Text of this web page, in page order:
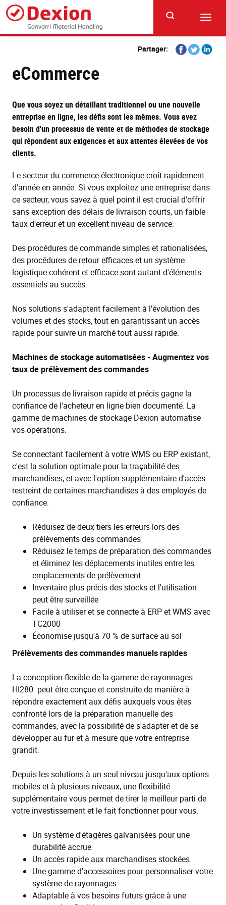
Skip
main
content
Partager:
Share
on
Share
on
Share
eCommerce
Que vous soyez un détaillant traditionnel ou une nouvelle
entreprise en ligne, les défis sont les mêmes. Vous avez
besoin d'un processus de vente et de méthodes de stockage
qui répondent aux exigences et aux attentes élevées de vos
clients.
Le secteur du commerce électronique croît rapidement
d'année en année. Si vous exploitez une entreprise dans
ce secteur, vous savez à quel point il est crucial d'offrir
sans exception des délais de livraison courts, un faible
taux d'erreur et un excellent niveau de service.
Des procédures de commande simples et rationalisées,
des procédures de retour efficaces et un système
logistique cohérent et efficace sont autant d'éléments
essentiels au succès.
Nos solutions s'adaptent facilement à l'évolution des
volumes et des stocks, tout en garantissant un accès
rapide pour suivre un marché tout aussi rapide.
Machines de stockage automatisées - Augmentez vos
taux de prélèvement des commandes
Un processus de livraison rapide et précis gagne la
confiance de l'acheteur en ligne bien documenté. La
gamme de machines de stockage Dexion automatise
vos opérations.
Se connectant facilement à votre WMS ou ERP existant,
c'est la solution optimale pour la traçabilité des
marchandises, et avec l'option supplémentaire d'accès
restreint de certaines marchandises à des employés de
confiance.
Réduisez de deux tiers les erreurs lors des
prélèvements des commandes
Réduisez le temps de préparation des commandes
et éliminez les déplacements inutiles entre les
emplacements de prélèvement.
Inventaire plus précis des stocks et l'utilisation
peut être surveillée
Facile à utiliser et se connecte à ERP et WMS avec
TC2000
Économise jusqu'à 70 % de surface au sol
Prélèvements des commandes manuels rapides
La conception flexible de la gamme de rayonnages
HI280 peut être conçue et construite de manière à
répondre exactement aux défis auxquels vous êtes
confronté lors de la préparation manuelle des
commandes, avec la possibilité de s'adapter et de se
développer au fur et à mesure que votre entreprise
grandit.
Depuis les solutions à un seul niveau jusqu'aux options
mobiles et à plusieurs niveaux, une flexibilité
supplémentaire vous permet de tirer le meilleur parti de
votre investissement et le fait fonctionner pour vous.
Un système d'étagères galvanisées pour une
durabilité accrue
Un accès rapide aux marchandises stockées
Une gamme d'accessoires pour personnaliser votre
système de rayonnages
Adaptable à vos besoins futurs grâce à une